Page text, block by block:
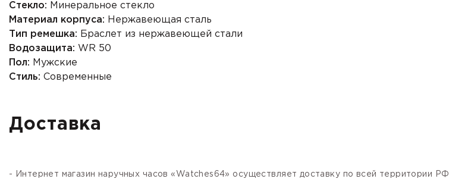
Стекло: Минеральное стекло
Материал корпуса: Нержавеющая сталь
Тип ремешка: Браслет из нержавеющей стали
Водозащита: WR 50
Пол: Мужские
Стиль: Современные
Доставка
- Интернет магазин наручных часов «Watches64» осуществляет доставку по всей территории РФ.